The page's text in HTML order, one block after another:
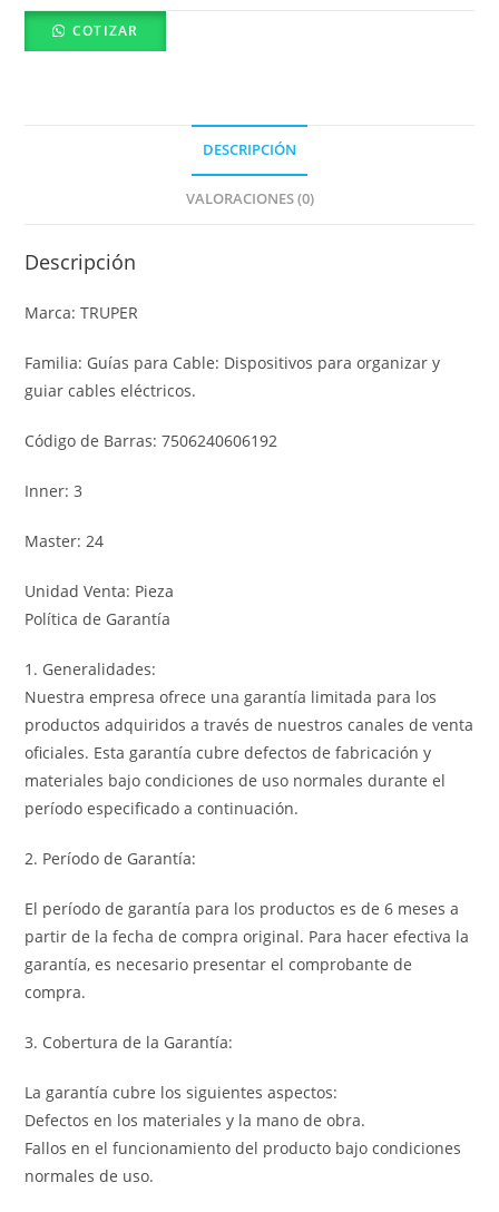
COTIZAR
DESCRIPCIÓN
VALORACIONES (0)
Descripción
Marca: TRUPER
Familia: Guías para Cable: Dispositivos para organizar y
guiar cables eléctricos.
Código de Barras: 7506240606192
Inner: 3
Master: 24
Unidad Venta: Pieza
Política de Garantía
1. Generalidades:
Nuestra empresa ofrece una garantía limitada para los
productos adquiridos a través de nuestros canales de venta
oficiales. Esta garantía cubre defectos de fabricación y
materiales bajo condiciones de uso normales durante el
período especificado a continuación.
2. Período de Garantía:
El período de garantía para los productos es de 6 meses a
partir de la fecha de compra original. Para hacer efectiva la
garantía, es necesario presentar el comprobante de
compra.
3. Cobertura de la Garantía:
La garantía cubre los siguientes aspectos:
Defectos en los materiales y la mano de obra.
Fallos en el funcionamiento del producto bajo condiciones
normales de uso.